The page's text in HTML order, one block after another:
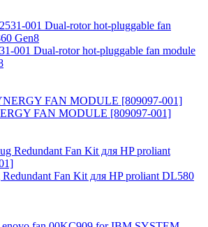
001 Dual-rotor hot-pluggable fan module
FAN MODULE [809097-001]
Fan Kit для HP proliant DL580